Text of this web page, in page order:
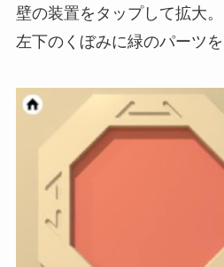
壁の装置をタップして拡大。
左下のくぼみに緑のパーツ